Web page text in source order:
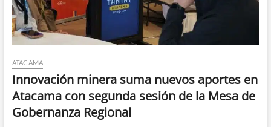
ATACAMA
Innovación minera suma nuevos aportes en
Atacama con segunda sesión de la Mesa de
Gobernanza Regional